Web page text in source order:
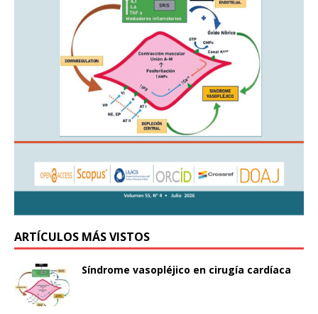
ARTÍCULOS MÁS VISTOS
Síndrome vasopléjico en cirugía cardíaca